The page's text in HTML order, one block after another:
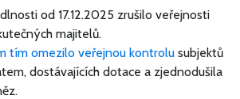
od 17.12.2025 zrušilo veřejnosti
majitelů.
tím omezilo veřejnou kontrolu subjektů
dostávajících dotace a zjednodušila